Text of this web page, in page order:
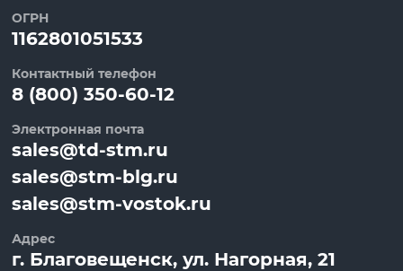
ОГРН
1162801051533
Контактный телефон
8 (800) 350-60-12
Электронная почта
sales@td-stm.ru
sales@stm-blg.ru
sales@stm-vostok.ru
Адрес
г. Благовещенск, ул. Нагорная, 21